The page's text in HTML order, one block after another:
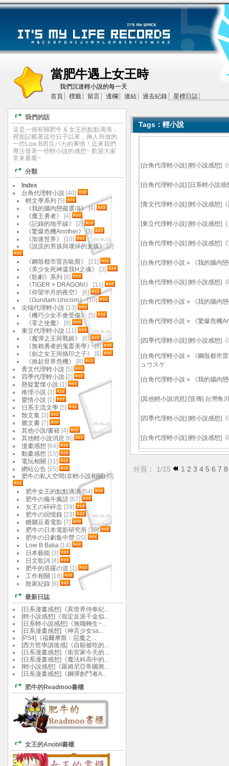
當肥牛遇上女王時
我們沉迷輕小說的每一天
首頁
標籤 留言 邊欄 連結 過去紀錄 星標日誌
Tags：輕小說
[台角代理輕小說] [輕小說感想]
[台角代理輕小說] [日系輕小說
[青文代理輕小說] [輕小說感想]
[東立代理輕小說] [輕小說感想]
[台角代理輕小說] [輕小說感想]
[台角代理輕小說 » 《我的腦內
[台角代理輕小說] [輕小說感想]
[台角代理輕小說 » 《我的腦內
[台角代理輕小說 » 《驚爆危機
[四季代理輕小說] [輕小說感想]
[台角代理輕小說 »
《鋼殼都市
ュウスケ
[台角代理輕小說 » 《我的腦內
[其他輕小說消息] [宣傳] 台灣角
[四季代理輕小說] [輕小說感想]
[台角代理輕小說] [輕小說感想]
分頁： 1/15 1 2 3 4 5 6 7 8
我們的話
這是一個有關肥牛 & 女王的點點滴滴，
裡面記載著這些日子以來，兩人所做的
一些Low B而且バカ的事情！近來我們
專注發表一些輕小說的感想~ 歡迎大家
常來看看~
分類
Index
台角代理輕小說 [40]
輕文學系列 [5]
《我的腦內戀礙選項》[4]
《魔王勇者》
[4]
《記錄的地平線》
[2]
《驚爆危機Another》[3]
《加速世界》
[10]
《說謊的男孩與壞掉的女孩》[7]
《鋼殼都市雷吉歐斯》
[21]
《美少女死神還我H之魂》
[3]
《歌劇》系列 [8]
《TIGER × DRAGON!》
[11]
《仰望半月的夜空》
[6]
《Gundam Unicorn》[10]
尖端代理輕小說 [13]
《機巧少女不會受傷》
[5]
《零之使魔》
[9]
東立代理輕小說 [11]
《魔彈之王與戰姬》
[6]
《無賴勇者的鬼畜美學》[9]
《劍之女王與烙印之子》
[8]
《掀起世界危機》
[8]
青文代理輕小說 [5]
四季代理輕小說 [2]
懸疑驚慄小說 [1]
推理小說 [3]
愛情小說 [1]
日系主流文學 [5]
散文集 [3]
圖文書 [7]
其他小說/書籍 [4]
其他輕小說消息 [6]
漫畫感想 [64]
動畫感想 [15]
電玩相關 [31]
網站公告 [15]
肥牛の私人空間(非輕小說相關)[0]
肥牛女王的點點滴滴[54]
肥牛の瘋牛瘋語 [67]
女王の碎碎念 [39]
肥牛の回憶錄 [23]
糖黐豆看電影 [7]
肥牛の日本電影研究所 [15]
肥牛の日劇集中營 [20]
Low B Baka [14]
日本藝能 [3]
日文歌詞 [4]
肥牛的塔羅の道 [1]
工作相關 [18]
敗家紀錄 [8]
最新日誌
[日系漫畫感想]《異世界侍奉紀...
[輕小說感想]《假定反派千金似...
[日系輕小說感想]《無職轉生~...
[日系漫畫感想]《神言少女sa...
[PS4]《福爾摩斯：惡魔之...
[西方哲學讀後感]《自願被吃的...
[日系漫畫感想]《衛宮家今天的...
[日系漫畫感想]《魔法科高中的...
[輕小說感想]《羅姆尼亞帝國興...
[日系漫畫感想]《鋼彈創鬥者A...
肥牛的Readmoo書櫃
女王的Anobii書櫃